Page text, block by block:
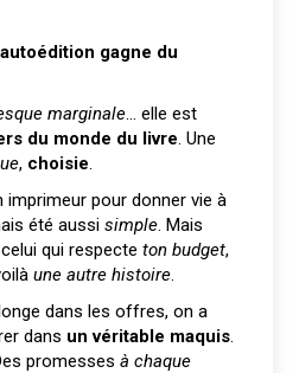
marginale … elle est
du monde du livre . Une
, choisie
imprimeur pour donner vie à
été aussisimple . Mais
qui respecteton budget,
une autre histoire
dans les offres, on a
dans un véritable maquis
promessesà chaque